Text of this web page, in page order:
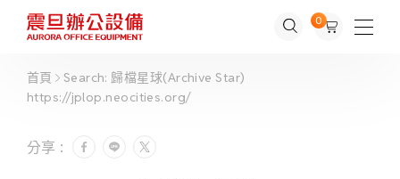
0
首頁 Search: 歸檔星球(Archive Star)
https://jplop.neocities.org/
分享 :